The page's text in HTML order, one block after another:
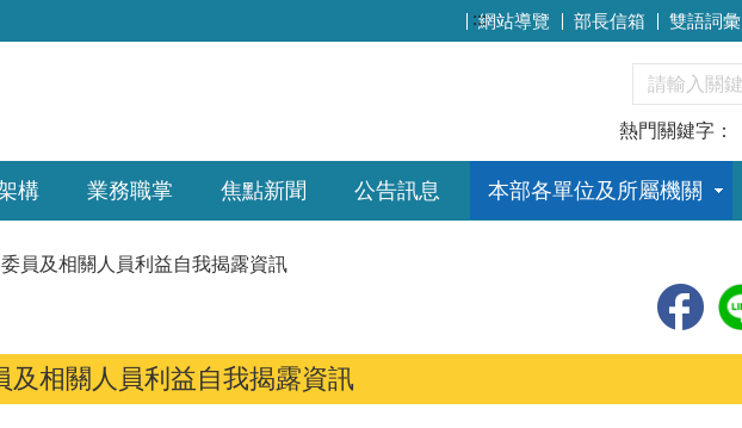
:::網站導覽 部長信箱 雙語詞彙
熱門關鍵字：
構 業務職掌 焦點新聞 公告訊息 本部各單位及所屬機關
委員及相關人員利益自我揭露資訊
及相關人員利益自我揭露資訊